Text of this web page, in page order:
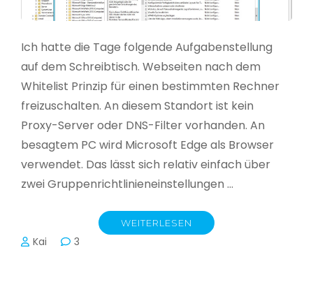
Ich hatte die Tage folgende Aufgabenstellung
auf dem Schreibtisch. Webseiten nach dem
Whitelist Prinzip für einen bestimmten Rechner
freizuschalten. An diesem Standort ist kein
Proxy-Server oder DNS-Filter vorhanden. An
besagtem PC wird Microsoft Edge als Browser
verwendet. Das lässt sich relativ einfach über
zwei Gruppenrichtlinieneinstellungen …
WEITERLESEN
Kai 3